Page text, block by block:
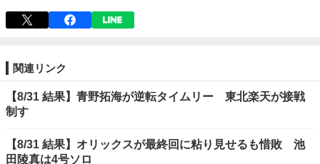
関連リンク
【8/31 結果】青野拓海が逆転タイムリー 東北楽天が接戦
制す
【8/31 結果】オリックスが最終回に粘り見せるも惜敗 池
田陵真は4号ソロ